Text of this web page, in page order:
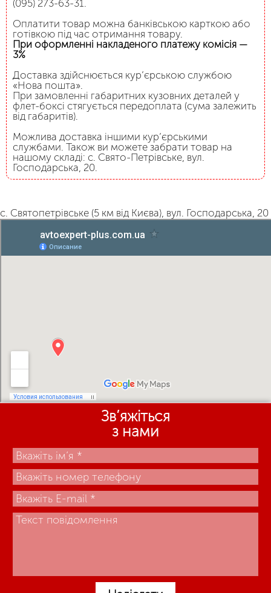
(095) 273-63-31.
Оплатити товар можна банківською карткою або
готівкою під час отримання товару.
При оформленні накладеного платежу комісія —
3%
Доставка здійснюється кур’єрською службою
«Нова пошта».
При замовленні габаритних кузовних деталей у
флет-боксі стягується передоплата (сума залежить
від габаритів).
Можлива доставка іншими кур’єрськими
службами. Також ви можете забрати товар на
нашому складі: с. Свято-Петрівське, вул.
Господарська, 20.
с. Святопетрівське (5 км від Києва), вул. Господарська, 20
Зв’яжіться
з нами